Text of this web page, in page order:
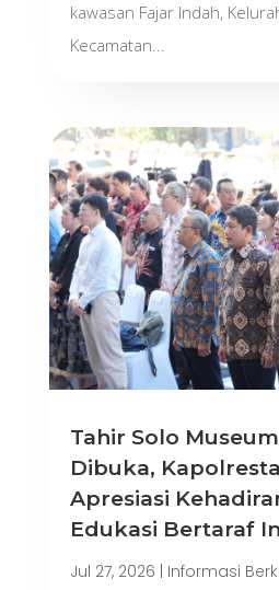
kawasan Fajar Indah,
Kecamatan...
Tahir Solo
Dibuka,
Apresiasi
Edukasi Bertaraf
Jul 27, 2026 | Informasi